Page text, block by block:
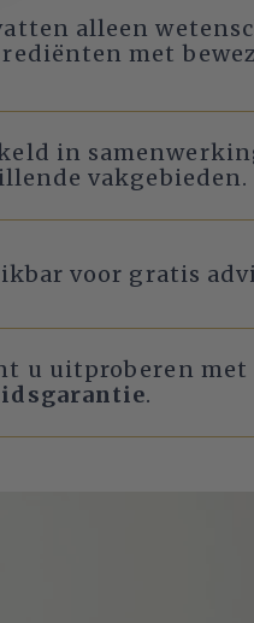
alleen
met
in
vakgebieden.
voor gratis
u uitproberen met
.